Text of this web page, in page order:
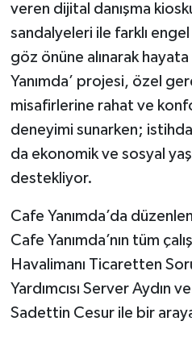
veren dijital danışma
sandalyeleri ile farklı engel
göz önüne alınarak
Yanımda’ projesi, özel
misafirlerine rahat ve
deneyimi sunarken;
da ekonomik ve sosyal
destekliyor.
Cafe Yanımda’da
Cafe Yanımda’nın tüm
Havalimanı Ticaretten
Yardımcısı Server Aydın
Sadettin Cesur ile bir